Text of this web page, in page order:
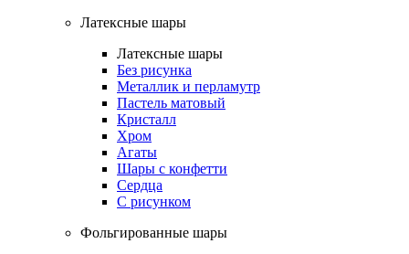
Латексные шары
Латексные шары
Без рисунка
Металлик и перламутр
Пастель матовый
Кристалл
Хром
Агаты
Шары с конфетти
Сердца
С рисунком
Фольгированные шары